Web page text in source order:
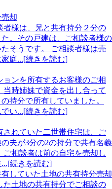
却
者様は、兄と共有持分２分の
。その戸建は、ご相談者様の
そうです。 ご相談者様は売
庭...[続きを読む]
ョンを所有するお客様のご相
時姉妹で資金を出し合って
持分で所有していました。
い...[続きを読む]
されていた二世帯住宅は、ご
夫が3分の2の持分で共有名義
相談者は前の自宅を売却し
続きを読む]
していた土地の共有持分売却
た土地の共有持分でご相談の